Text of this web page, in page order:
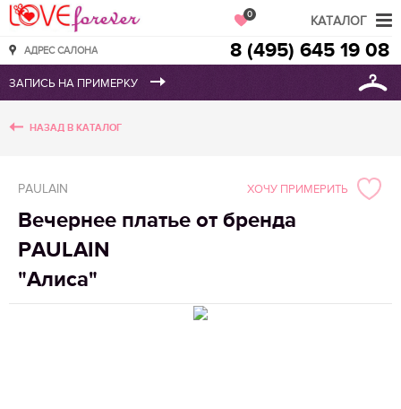
Love Forever
АДРЕС САЛОНА
0
8 (495) 645 19 08
НАЗАД В КАТАЛОГ
PAULAIN
Вечернее платье от бренда
PAULAIN
"Алиса"
ХОЧУ ПРИМЕРИТЬ
КАТАЛОГ